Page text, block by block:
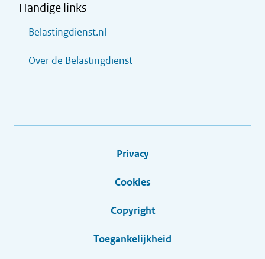
Handige links
Belastingdienst.nl
Over de Belastingdienst
Privacy
Cookies
Copyright
Toegankelijkheid